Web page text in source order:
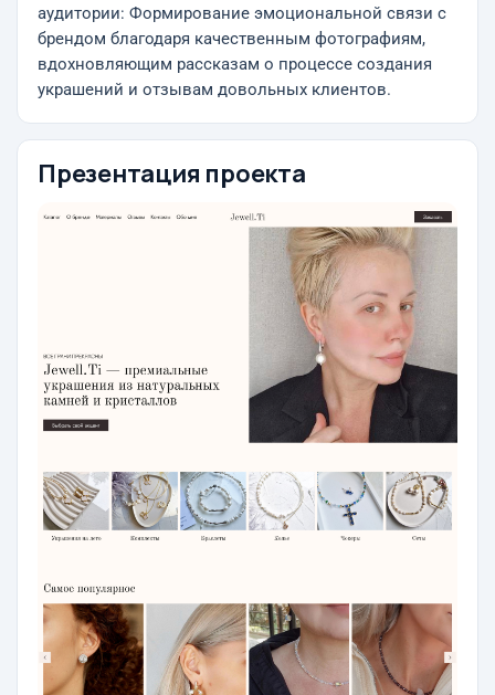
аудитории: Формирование эмоциональной связи с
брендом благодаря качественным фотографиям,
вдохновляющим рассказам о процессе создания
украшений и отзывам довольных клиентов.
Презентация проекта